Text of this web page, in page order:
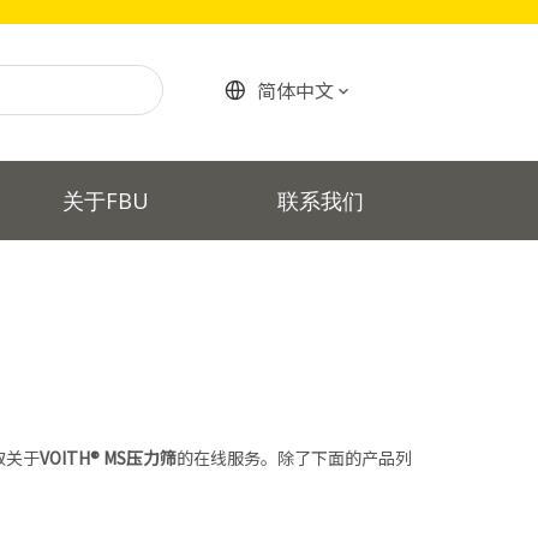
简体中文
关于FBU 联系我们
关于VOITH® MS压力筛的在线服务。除了下面的产品列